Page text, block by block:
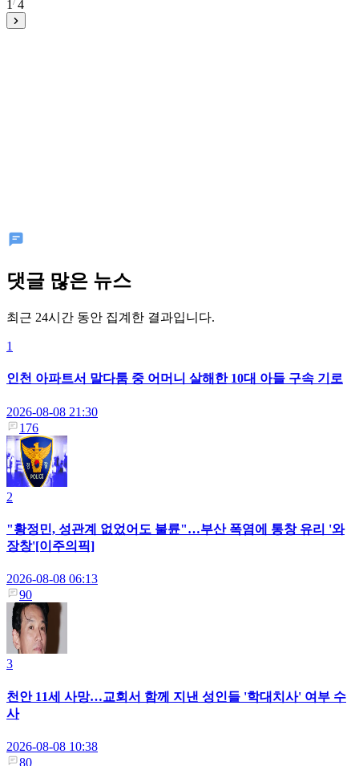
1 4
댓글 많은 뉴스
최근 24시간 동안 집계한 결과입니다.
1
인천 아파트서 말다툼 중 어머니 살해한 10대 아들 구속 기로
2026-08-08 21:30
176
2
"황정민, 성관계 없었어도 불륜"…부산 폭염에 통창 유리 '와
장창'[이주의픽]
2026-08-08 06:13
90
3
천안 11세 사망…교회서 함께 지낸 성인들 '학대치사' 여부 수
사
2026-08-08 10:38
80